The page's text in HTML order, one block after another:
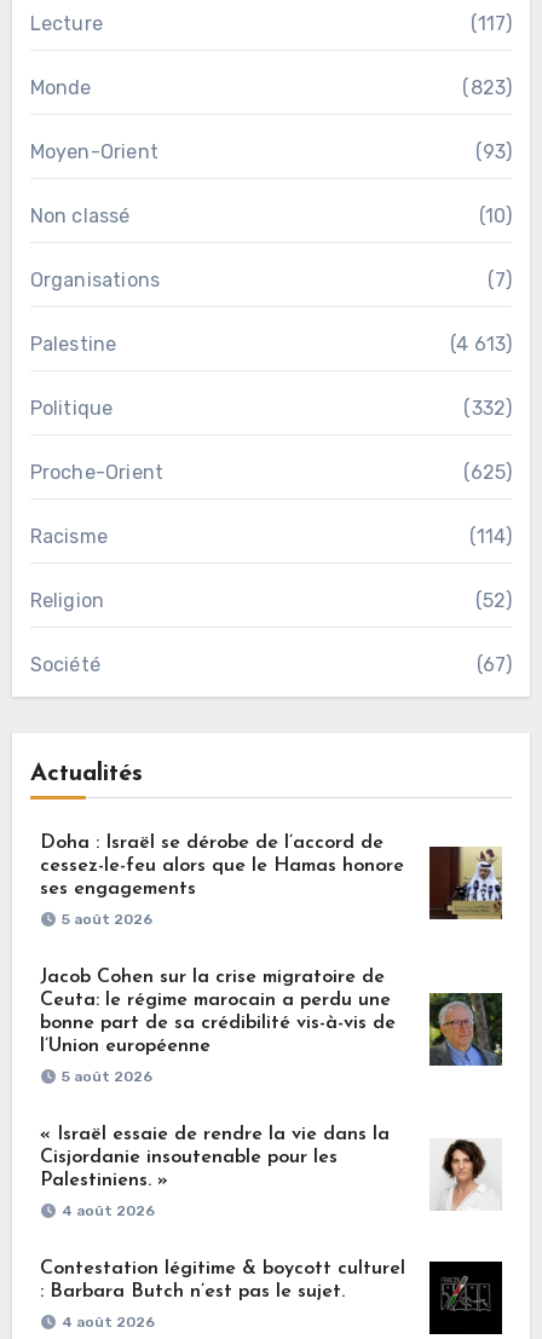
Lecture (117)
Monde (823)
Moyen-Orient (93)
Non classé (10)
Organisations (7)
Palestine (4 613)
Politique (332)
Proche-Orient (625)
Racisme (114)
Religion (52)
Société (67)
Actualités
Doha : Israël se dérobe de l’accord de
cessez-le-feu alors que le Hamas honore
ses engagements
5 août 2026
Jacob Cohen sur la crise migratoire de
Ceuta: le régime marocain a perdu une
bonne part de sa crédibilité vis-à-vis de
l’Union européenne
5 août 2026
« Israël essaie de rendre la vie dans la
Cisjordanie insoutenable pour les
Palestiniens. »
4 août 2026
Contestation légitime & boycott culturel
: Barbara Butch n’est pas le sujet.
4 août 2026